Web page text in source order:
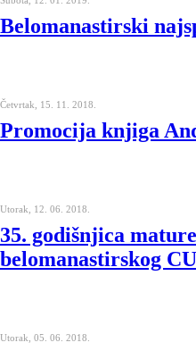
Belomanastirski
Četvrtak, 15. 11. 2018.
Promocija knjiga
Utorak, 12. 06. 2018.
35. godišnjica
belomanastirskog
Utorak, 05. 06. 2018.